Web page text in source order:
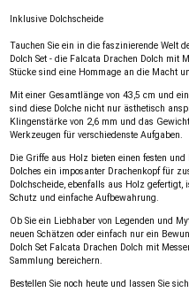
Inklusive Dolchscheide
Tauchen Sie ein in die faszinierende Welt
Dolch Set - die Falcata Drachen Dolch mit
Stücke sind eine Hommage an die Macht
Mit einer Gesamtlänge von 43,5 cm und
sind diese Dolche nicht nur ästhetisch
Klingenstärke von 2,6 mm und das
Werkzeugen für verschiedenste Aufgaben.
Die Griffe aus Holz bieten einen festen
Dolches ein imposanter Drachenkopf für
Dolchscheide, ebenfalls aus Holz
Schutz und einfache Aufbewahrung.
Ob Sie ein Liebhaber von Legenden und
neuen Schätzen oder einfach nur ein
Dolch Set Falcata Drachen Dolch mit
Sammlung bereichern.
Bestellen Sie noch heute und lassen Sie